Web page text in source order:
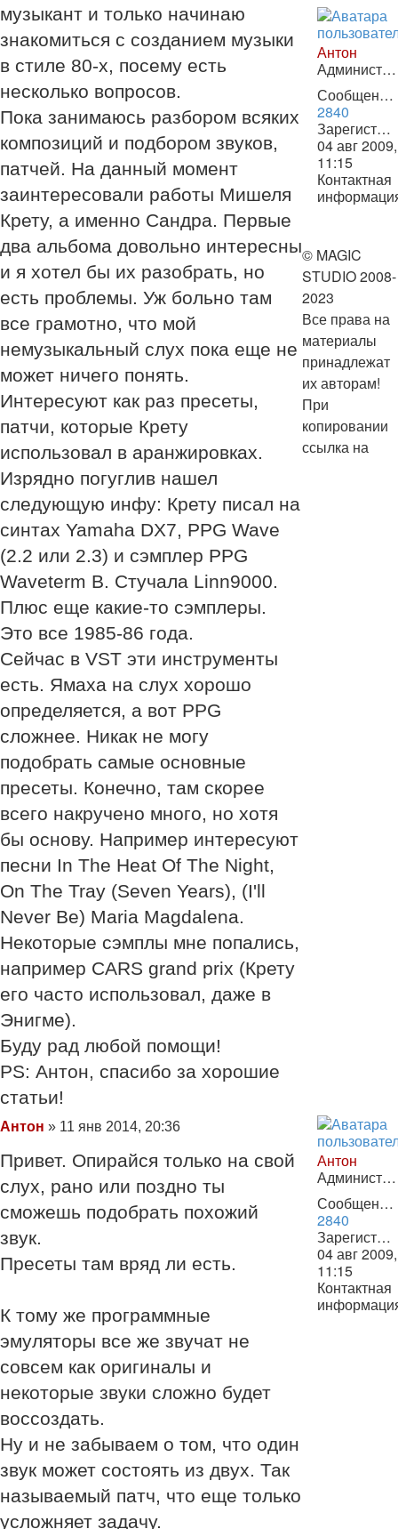
музыкант и только начинаю
знакомиться с созданием музыки
в стиле 80-х, посему есть
несколько вопросов.
Пока занимаюсь разбором всяких
композиций и подбором звуков,
патчей. На данный момент
заинтересовали работы Мишеля
Крету, а именно Сандра. Первые
два альбома довольно интересны
и я хотел бы их разобрать, но
есть проблемы. Уж больно там
все грамотно, что мой
немузыкальный слух пока еще не
может ничего понять.
Интересуют как раз пресеты,
патчи, которые Крету
использовал в аранжировках.
Изрядно погуглив нашел
следующую инфу: Крету писал на
синтах Yamaha DX7, PPG Wave
(2.2 или 2.3) и сэмплер PPG
Waveterm B. Стучала Linn9000.
Плюс еще какие-то сэмплеры.
Это все 1985-86 года.
Сейчас в VST эти инструменты
есть. Ямаха на слух хорошо
определяется, а вот PPG
сложнее. Никак не могу
подобрать самые основные
пресеты. Конечно, там скорее
всего накручено много, но хотя
бы основу. Например интересуют
песни In The Heat Of The Night,
On The Tray (Seven Years), (I'll
Never Be) Maria Magdalena.
Некоторые сэмплы мне попались,
например CARS grand prix (Крету
его часто использовал, даже в
Энигме).
Буду рад любой помощи!
PS: Антон, спасибо за хорошие
статьи!
Антон
Администратор
Сообщения:
2840
Зарегистрирован:
04 авг 2009,
11:15
Контактная
Антон
Сообщение
Антон » 11 янв 2014, 20:36
Привет. Опирайся только на свой
слух, рано или поздно ты
сможешь подобрать похожий
звук.
Пресеты там вряд ли есть.
К тому же программные
эмуляторы все же звучат не
совсем как оригиналы и
некоторые звуки сложно будет
воссоздать.
Ну и не забываем о том, что один
звук может состоять из двух. Так
называемый патч, что еще только
усложняет задачу.
Антон
Администратор
Сообщения:
2840
Зарегистрирован:
04 авг 2009,
11:15
Контактная
© MAGIC
STUDIO 2008-
2023
Все права на
материалы
принадлежат
их авторам!
При
копировании
ссылка на